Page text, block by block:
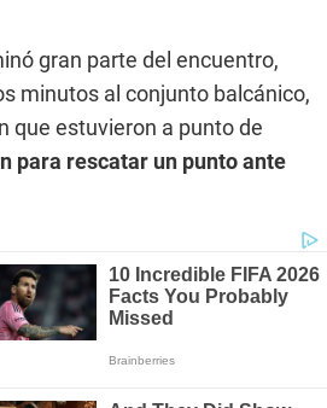
gran parte del encuentro,
minutos al conjunto balcánico,
que estuvieron a punto de
para rescatar un punto ante